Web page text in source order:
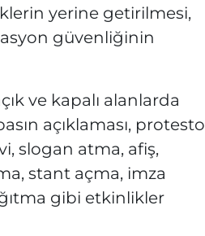
yerine getirilmesi,
güvenliğinin
ve kapalı alanlarda
açıklaması, protesto
slogan atma, afiş,
stant açma, imza
gibi etkinlikler